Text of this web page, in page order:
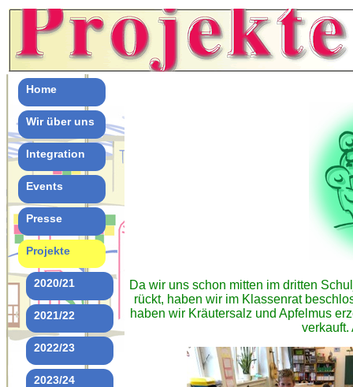
Home
Wir über uns
Integration
Events
Presse
Projekte
2020/21
2021/22
2022/23
2023/24
Da wir uns schon mitten im dritten
rückt, haben wir im Klassenrat
haben wir Kräutersalz und Apfelmus